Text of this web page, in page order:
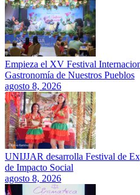
Empieza el XV Festival
Gastronomía de Nuestros Pueblos
agosto 8, 2026
UNIJJAR desarrolla Festival de
de Impacto Social
agosto 8, 2026